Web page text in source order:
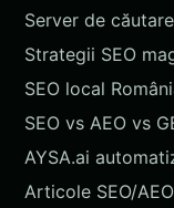
Server de căutare
Strategii SEO
SEO local
SEO vs AEO vs
AYSA.ai
Articole SEO/AEO